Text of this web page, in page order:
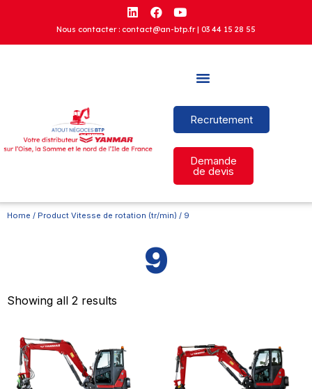
Nous contacter : contact@an-btp.fr | 03 44 15 28 55
Recrutement
Demande
de devis
Home / Product Vitesse de rotation (tr/min) / 9
9
Showing all 2 results